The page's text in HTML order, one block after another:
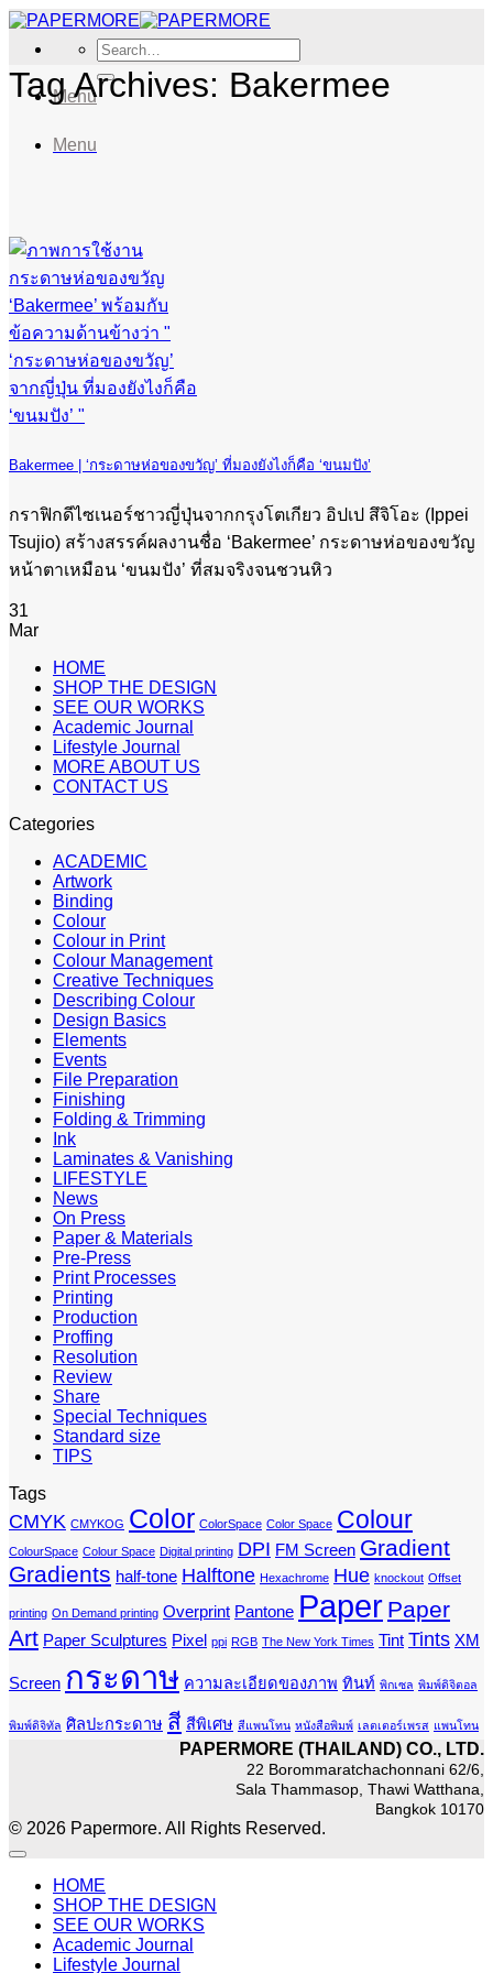
Skip
content
Search
for:
Menu
Menu
Tag Archives: Bakermee
Bakermee | ‘กระดาษห่อของขวัญ’ ที่มองยังไงก็คือ ‘ขนมปัง’
กราฟิกดีไซเนอร์ชาวญี่ปุ่นจากกรุงโตเกียว อิปเป สึจิโอะ (Ippei
Tsujio) สร้างสรรค์ผลงานชื่อ ‘Bakermee’ กระดาษห่อของขวัญ
หน้าตาเหมือน ‘ขนมปัง’ ที่สมจริงจนชวนหิว
31
Mar
HOME
SHOP THE DESIGN
SEE OUR WORKS
Academic Journal
Lifestyle Journal
MORE ABOUT US
CONTACT US
Categories
ACADEMIC
Artwork
Binding
Colour
Colour in Print
Colour Management
Creative Techniques
Describing Colour
Design Basics
Elements
Events
File Preparation
Finishing
Folding & Trimming
Ink
Laminates & Vanishing
LIFESTYLE
News
On Press
Paper & Materials
Pre-Press
Print Processes
Printing
Production
Proffing
Resolution
Review
Share
Special Techniques
Standard size
TIPS
Tags
CMYK CMYKOG Color ColorSpace Color Space Colour
ColourSpace Colour Space Digital printing DPI FM Screen Gradient
Gradients half-tone Halftone Hexachrome Hue knockout Offset
printing On Demand printing Overprint Pantone Paper Paper
Art Paper Sculptures Pixel ppi RGB The New York Times Tint Tints XM
Screen กระดาษ ความละเอียดของภาพ ทินท์ พิกเซล พิมพ์ดิจิตอล
พิมพ์ดิจิทัล ศิลปะกระดาษ สี สีพิเศษ สีแพนโทน หนังสือพิมพ์ เลตเตอร์เพรส แพนโทน
PAPERMORE (THAILAND) CO., LTD.
22 Borommaratchachonnani 62/6,
Sala Thammasop, Thawi Watthana,
Bangkok 10170
© 2026 Papermore. All Rights Reserved.
HOME
SHOP THE DESIGN
SEE OUR WORKS
Academic Journal
Lifestyle Journal